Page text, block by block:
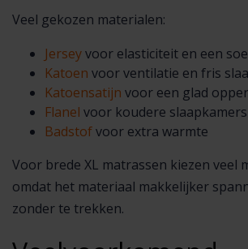
Veel gekozen materialen:
Jerseyvoor elasticiteit en een
Katoen voor ventilatie en fris
Katoensatijn voor een glad
Flanel voor koudere slaapkamers
Badstofvoor extra warmte
Voor brede XL matrassen kiezen veel
omdat het materiaal makkelijker
zonder te trekken.